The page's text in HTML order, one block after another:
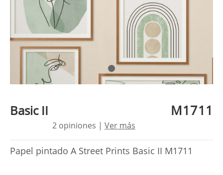
Basic II M1711
2 opiniones | Ver más
Papel pintado A Street Prints Basic II M1711